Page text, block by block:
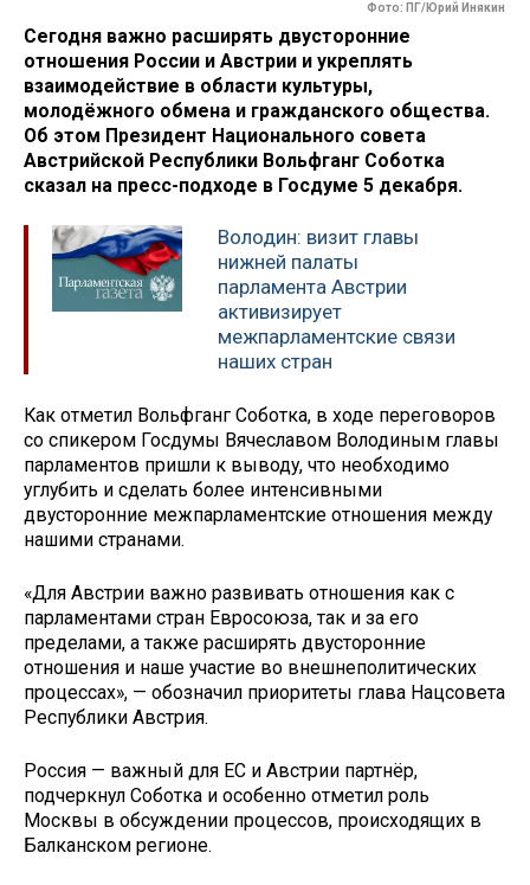
Фото: ПГ/Юрий Инякин
Сегодня важно расширять двусторонние
отношения России и Австрии и укреплять
взаимодействие в области культуры,
молодёжного обмена и гражданского общества.
Об этом Президент Национального совета
Австрийской Республики Вольфганг Соботка
сказал на пресс-подходе в Госдуме 5 декабря.
Володин: визит главы
нижней палаты
парламента Австрии
активизирует
межпарламентские связи
наших стран
Как отметил Вольфганг Соботка, в ходе переговоров
со спикером Госдумы Вячеславом Володиным главы
парламентов пришли к выводу, что необходимо
углубить и сделать более интенсивными
двусторонние межпарламентские отношения между
нашими странами.
«Для Австрии важно развивать отношения как с
парламентами стран Евросоюза, так и за его
пределами, а также расширять двусторонние
отношения и наше участие во внешнеполитических
процессах», — обозначил приоритеты глава Нацсовета
Республики Австрия.
Россия — важный для ЕС и Австрии партнёр,
подчеркнул Соботка и особенно отметил роль
Москвы в обсуждении процессов, происходящих в
Балканском регионе.